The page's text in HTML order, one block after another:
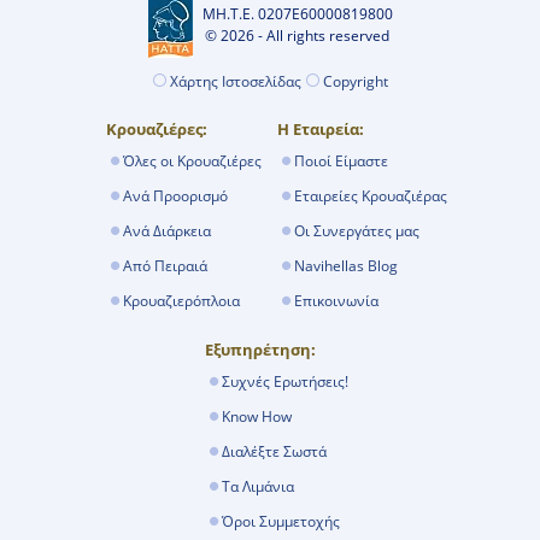
ΜΗ.Τ.Ε. 0207Ε60000819800
© 2026 - All rights reserved
Χάρτης Ιστοσελίδας Copyright
Κρουαζιέρες:
Όλες οι Κρουαζιέρες
Ανά Προορισμό
Ανά Διάρκεια
Από Πειραιά
Κρουαζιερόπλοια
Η Εταιρεία:
Ποιοί Είμαστε
Εταιρείες Κρουαζιέρας
Οι Συνεργάτες μας
Navihellas Blog
Επικοινωνία
Εξυπηρέτηση:
Συχνές Ερωτήσεις!
Know How
Διαλέξτε Σωστά
Τα Λιμάνια
Όροι Συμμετοχής